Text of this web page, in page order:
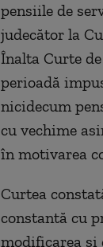
pensiile de
judecător la
Înalta Curte
perioadă
nicidecum
cu vechime
în motivarea
Curtea
constantă cu
modificarea şi